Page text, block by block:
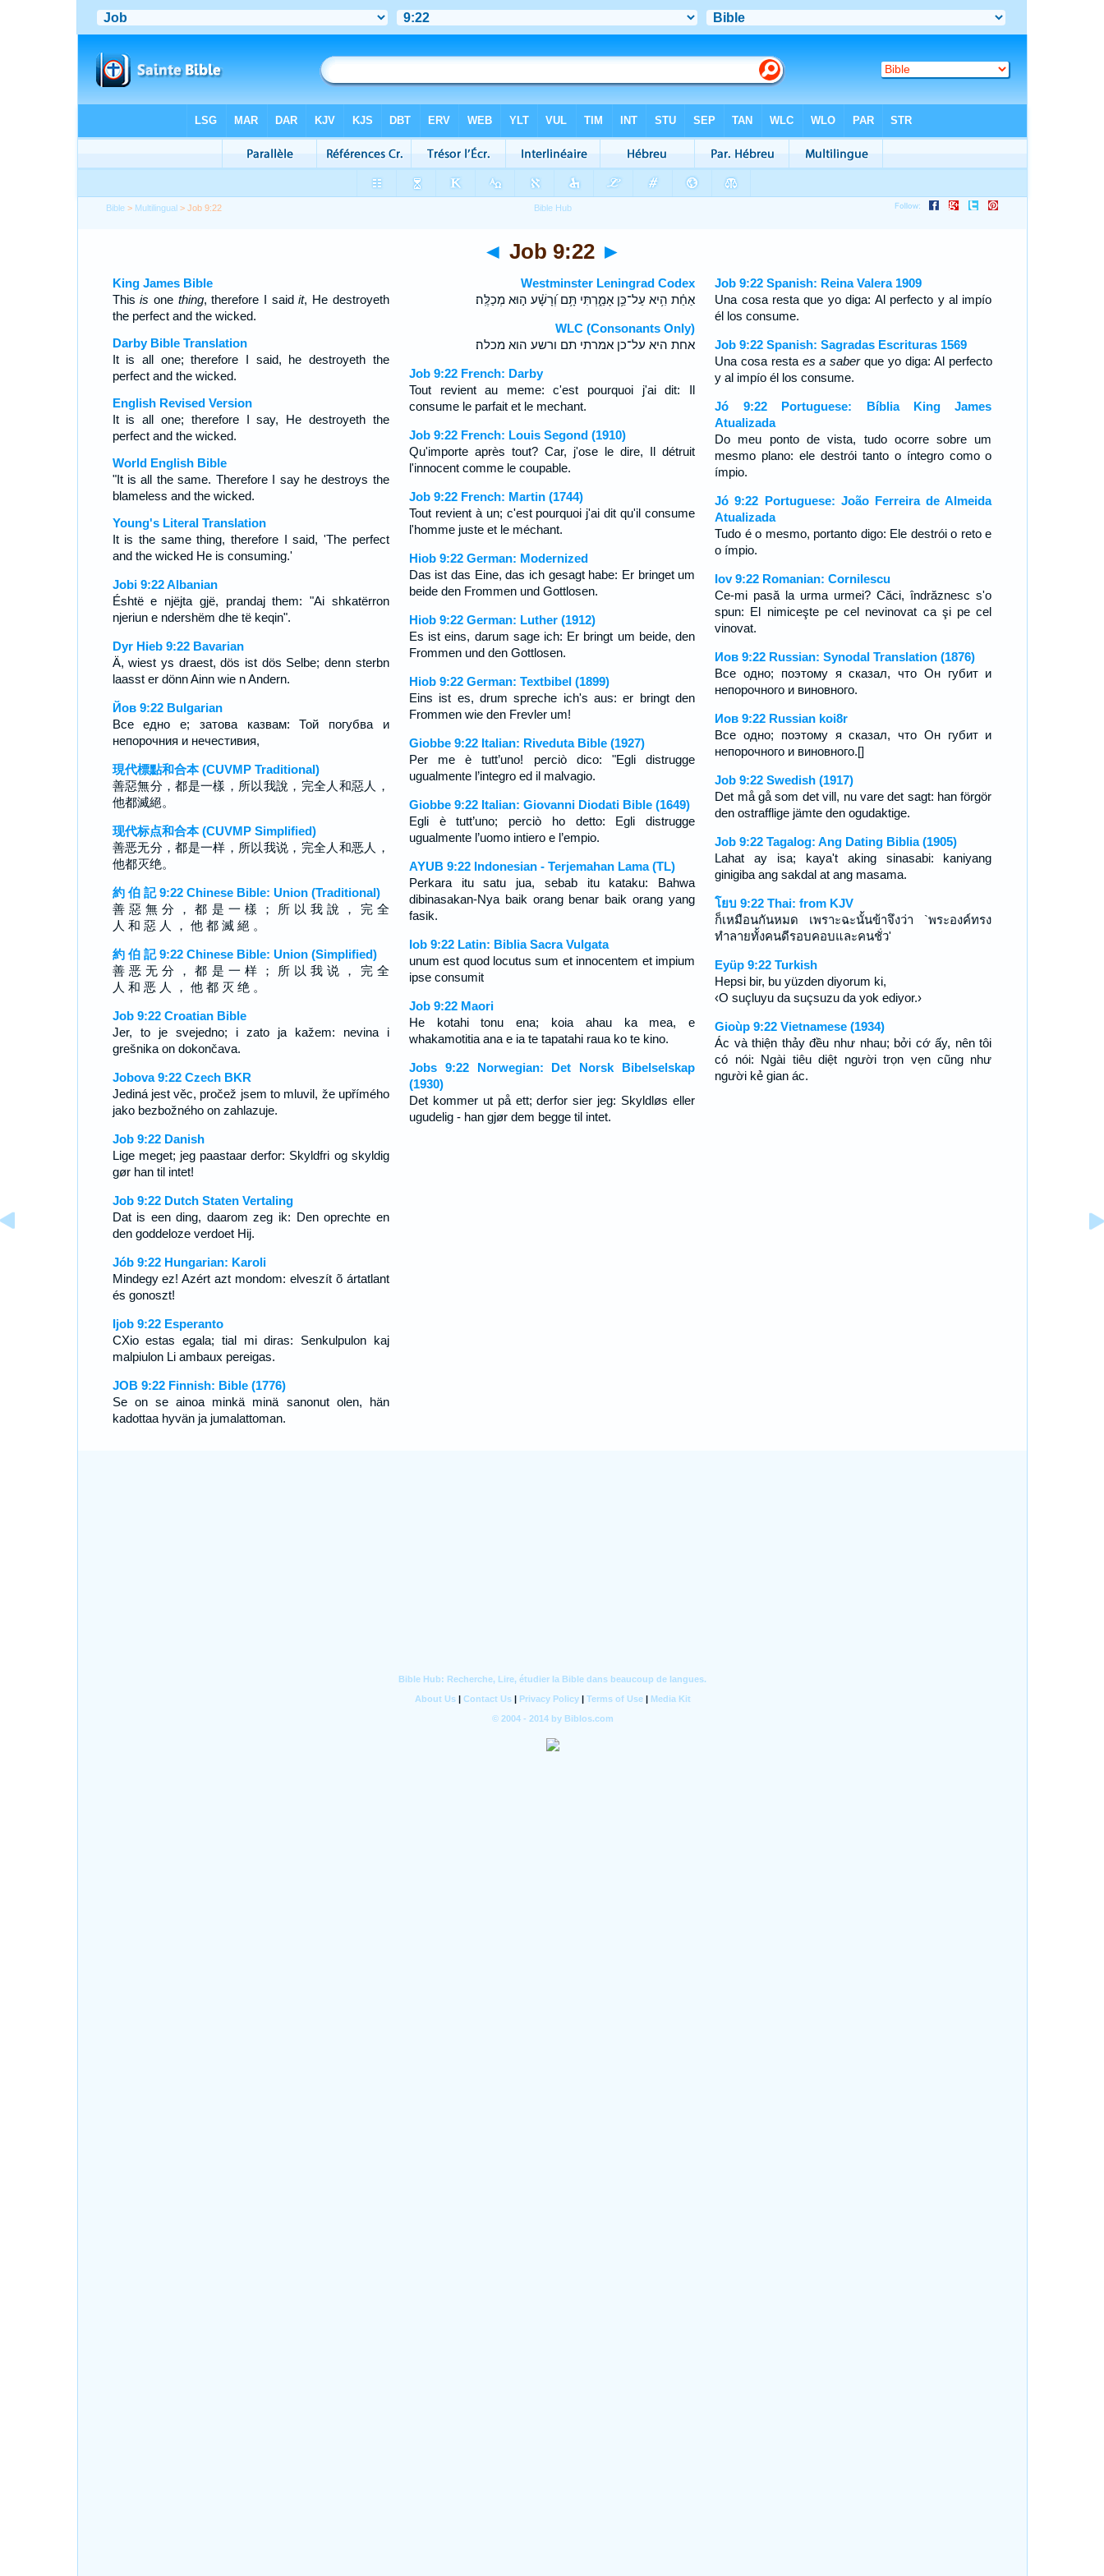
Bible > Multilingual > Job 9:22
◄ Job 9:22 ►
King James Bible
Thisis one thing, therefore I saidit, He destroyeth
the perfect and the wicked.
Darby Bible Translation
It is all one; therefore I said, he destroyeth the
perfect and the wicked.
English Revised Version
It is all one; therefore I say, He destroyeth the
perfect and the wicked.
World English Bible
"It is all the same. Therefore I say he destroys the
blameless and the wicked.
Young's Literal Translation
It is the same thing, therefore I said, 'The perfect
and the wicked He is consuming.'
Jobi 9:22 Albanian
Éshtë e njëjta gjë, prandaj them: "Ai shkatërron
njeriun e ndershëm dhe të keqin".
Dyr Hieb 9:22 Bavarian
Ä, wiest ys draest, dös ist dös Selbe; denn sterbn
laasst er dönn Ainn wie n Andern.
Йов 9:22 Bulgarian
Все едно е; затова казвам: Той погубва и
непорочния и нечестивия,
現代標點和合本 (CUVMP Traditional)
善惡無分，都是一樣，所以我說，完全人和惡人，
他都滅絕。
现代标点和合本 (CUVMP Simplified)
善恶无分，都是一样，所以我说，完全人和恶人，
他都灭绝。
約 伯 記 9:22 Chinese Bible: Union (Traditional)
善 惡 無 分 ， 都 是 一 樣 ； 所 以 我 說 ， 完 全
人 和 惡 人 ， 他 都 滅 絕 。
約 伯 記 9:22 Chinese Bible: Union (Simplified)
善 恶 无 分 ， 都 是 一 样 ； 所 以 我 说 ， 完 全
人 和 恶 人 ， 他 都 灭 绝 。
Job 9:22 Croatian Bible
Jer, to je svejedno; i zato ja kažem: nevina i
grešnika on dokončava.
Jobova 9:22 Czech BKR
Jediná jest věc, pročež jsem to mluvil, že upřímého
jako bezbožného on zahlazuje.
Job 9:22 Danish
Lige meget; jeg paastaar derfor: Skyldfri og skyldig
gør han til intet!
Job 9:22 Dutch Staten Vertaling
Dat is een ding, daarom zeg ik: Den oprechte en
den goddeloze verdoet Hij.
Jób 9:22 Hungarian: Karoli
Mindegy ez! Azért azt mondom: elveszít õ ártatlant
és gonoszt!
Ijob 9:22 Esperanto
CXio estas egala; tial mi diras: Senkulpulon kaj
malpiulon Li ambaux pereigas.
JOB 9:22 Finnish: Bible (1776)
Se on se ainoa minkä minä sanonut olen, hän
kadottaa hyvän ja jumalattoman.
Westminster Leningrad Codex
אַחַ֗ת הִ֥יא עַל־כֵּ֥ן אָמַ֑רְתִּי תָּ֥ם וְ֝רָשָׁ֗ע ה֣וּא מְכַלֶּֽה׃
WLC (Consonants Only)
אחת היא על־כן אמרתי תם ורשע הוא מכלה׃
Job 9:22 French: Darby
Tout revient au meme: c'est pourquoi j'ai dit: Il
consume le parfait et le mechant.
Job 9:22 French: Louis Segond (1910)
Qu'importe après tout? Car, j'ose le dire, Il détruit
l'innocent comme le coupable.
Job 9:22 French: Martin (1744)
Tout revient à un; c'est pourquoi j'ai dit qu'il consume
l'homme juste et le méchant.
Hiob 9:22 German: Modernized
Das ist das Eine, das ich gesagt habe: Er bringet um
beide den Frommen und Gottlosen.
Hiob 9:22 German: Luther (1912)
Es ist eins, darum sage ich: Er bringt um beide, den
Frommen und den Gottlosen.
Hiob 9:22 German: Textbibel (1899)
Eins ist es, drum spreche ich's aus: er bringt den
Frommen wie den Frevler um!
Giobbe 9:22 Italian: Riveduta Bible (1927)
Per me è tutt’uno! perciò dico: "Egli distrugge
ugualmente l’integro ed il malvagio.
Giobbe 9:22 Italian: Giovanni Diodati Bible (1649)
Egli è tutt’uno; perciò ho detto: Egli distrugge
ugualmente l’uomo intiero e l’empio.
AYUB 9:22 Indonesian - Terjemahan Lama (TL)
Perkara itu satu jua, sebab itu kataku: Bahwa
dibinasakan-Nya baik orang benar baik orang yang
fasik.
Iob 9:22 Latin: Biblia Sacra Vulgata
unum est quod locutus sum et innocentem et impium
ipse consumit
Job 9:22 Maori
He kotahi tonu ena; koia ahau ka mea, e
whakamotitia ana e ia te tapatahi raua ko te kino.
Jobs 9:22 Norwegian: Det Norsk Bibelselskap
(1930)
Det kommer ut på ett; derfor sier jeg: Skyldløs eller
ugudelig - han gjør dem begge til intet.
Job 9:22 Spanish: Reina Valera 1909
Una cosa resta que yo diga: Al perfecto y al impío
él los consume.
Job 9:22 Spanish: Sagradas Escrituras 1569
Una cosa resta es a saberque yo diga: Al perfecto
y al impío él los consume.
Jó 9:22 Portuguese: Bíblia King James
Atualizada
Do meu ponto de vista, tudo ocorre sobre um
mesmo plano: ele destrói tanto o íntegro como o
ímpio.
Jó 9:22 Portuguese: João Ferreira de Almeida
Atualizada
Tudo é o mesmo, portanto digo: Ele destrói o reto e
o ímpio.
Iov 9:22 Romanian: Cornilescu
Ce-mi pasă la urma urmei? Căci, îndrăznesc s'o
spun: El nimiceşte pe cel nevinovat ca şi pe cel
vinovat.
Иов 9:22 Russian: Synodal Translation (1876)
Все одно; поэтому я сказал, что Он губит и
непорочного и виновного.
Иов 9:22 Russian koi8r
Все одно; поэтому я сказал, что Он губит и
непорочного и виновного.[]
Job 9:22 Swedish (1917)
Det må gå som det vill, nu vare det sagt: han förgör
den ostrafflige jämte den ogudaktige.
Job 9:22 Tagalog: Ang Dating Biblia (1905)
Lahat ay isa; kaya't aking sinasabi: kaniyang
ginigiba ang sakdal at ang masama.
โยบ 9:22 Thai: from KJV
ก็เหมือนกันหมด เพราะฉะนั้นข้าจึงว่า `พระองค์ทรง
ทำลายทั้งคนดีรอบคอบและคนชั่ว'
Eyüp 9:22 Turkish
Hepsi bir, bu yüzden diyorum ki,
‹O suçluyu da suçsuzu da yok ediyor.›
Gioùp 9:22 Vietnamese (1934)
Ác và thiện thảy đều như nhau; bởi cớ ấy, nên tôi
có nói: Ngài tiêu diệt người trọn vẹn cũng như
người kẻ gian ác.